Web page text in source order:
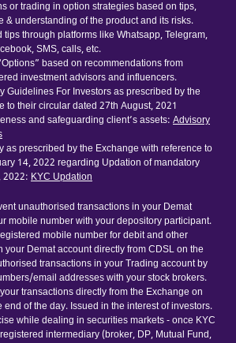
or trading in option strategies based on tips,
& understanding of the product and its risks.
through platforms like Whatsapp, Telegram,
SMS, calls, etc.
based on recommendations from
investment advisors and influencers.
Guidelines For Investors as prescribed by the
to their circular dated 27th August, 2021
and safeguarding client’s assets: Advisory
as prescribed by the Exchange with reference to
14, 2022 regarding Updation of mandatory
2022: KYC Updation
unauthorised transactions in your Demat
mobile number with your depository participant.
mobile number for debit and other
your Demat account directly from CDSL on the
transactions in your Trading account by
email addresses with your stock brokers.
transactions directly from the Exchange on
of the day. Issued in the interest of investors.
while dealing in securities markets - once KYC
intermediary (broker, DP, Mutual Fund,